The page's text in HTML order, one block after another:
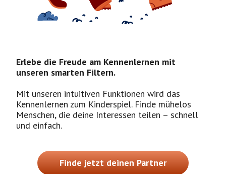
Erlebe die Freude am Kennenlernen mit
unseren smarten Filtern.
Mit unseren intuitiven Funktionen wird das
Kennenlernen zum Kinderspiel. Finde mühelos
Menschen, die deine Interessen teilen – schnell
und einfach.
Finde jetzt deinen Partner